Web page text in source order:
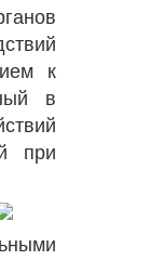
к
в
при